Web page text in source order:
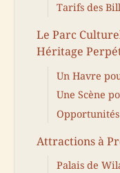
Tarifs des
Le Parc
Héritage
Un Havre
Une Scène
Attractions à
Palais de